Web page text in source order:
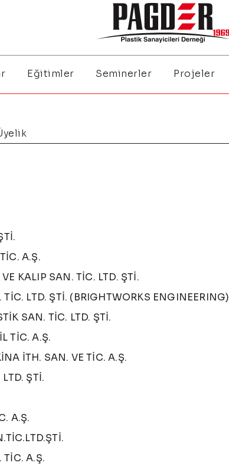
Eğitimler Seminerler Projeler
A.Ş.
KALIP SAN. TİC. LTD. ŞTİ.
LTD. ŞTİ. (BRIGHTWORKS ENGINEERING)
SAN. TİC. LTD. ŞTİ.
TİC. A.Ş.
İTH. SAN. VE TİC. A.Ş.
ŞTİ.
A.Ş.
TİC. A.Ş.